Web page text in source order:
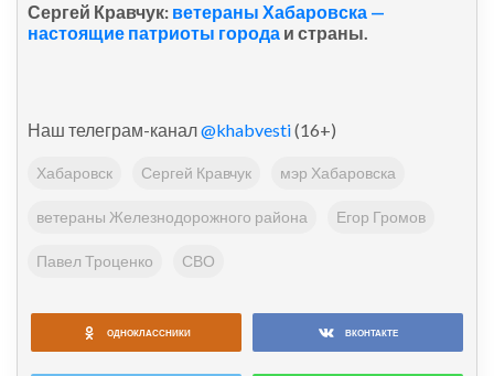
Сергей Кравчук: ветераны Хабаровска —
настоящие патриоты города и страны.
Наш телеграм-канал@khabvesti(16+)
Хабаровск Сергей Кравчук мэр Хабаровска
ветераны Железнодорожного района Егор Громов
Павел Троценко СВО
ОДНОКЛАССНИКИ ВКОНТАКТЕ